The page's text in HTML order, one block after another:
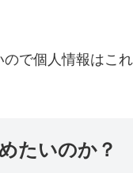
で個人情報はこ
たいのか？